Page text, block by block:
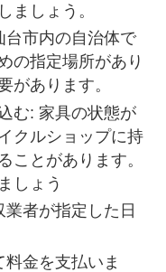
ましょう。
台市内の自治体で
の指定場所があり
があります。
む: 家具の状態が
クルショップに持
ことがあります。
しょう
者が指定した日
金を支払いま